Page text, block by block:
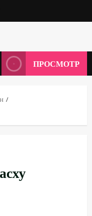
ПРОСМОТР